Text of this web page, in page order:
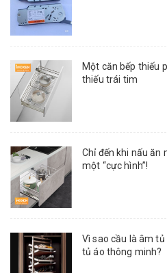
Một căn bếp thiếu
thiếu trái tim
Chỉ đến khi nấu ăn
một “cực hình”!
Vì sao cầu là âm
tủ áo thông minh?